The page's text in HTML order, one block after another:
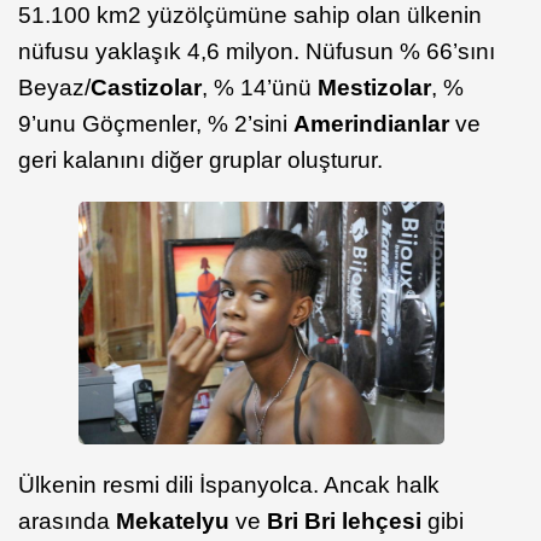
51.100 km2 yüzölçümüne sahip olan ülkenin
nüfusu yaklaşık 4,6 milyon. Nüfusun % 66’sını
Beyaz/Castizolar, % 14’ünü Mestizolar, %
9’unu Göçmenler, % 2’sini Amerindianlarve
geri kalanını diğer gruplar oluşturur.
Ülkenin resmi dili İspanyolca. Ancak halk
arasında Mekatelyu ve Bri Bri lehçesi gibi